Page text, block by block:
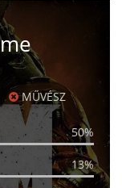
MŰVÉSZ
50%
13%